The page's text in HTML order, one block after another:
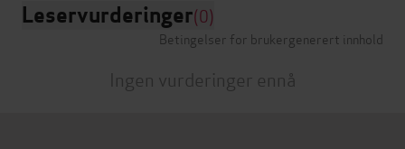
Leservurderinger(0)
Betingelser for brukergenerert innhold
Ingen vurderinger ennå